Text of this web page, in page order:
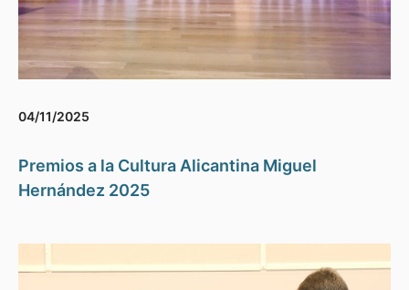
04/11/2025
Premios a la Cultura Alicantina Miguel
Hernández 2025